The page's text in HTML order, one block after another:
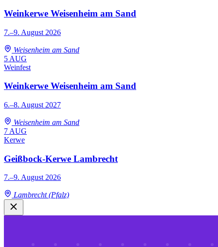
Weinkerwe Weisenheim am Sand
7.–9. August 2026
Weisenheim am Sand
5 AUG
Weinfest
Weinkerwe Weisenheim am Sand
6.–8. August 2027
Weisenheim am Sand
7 AUG
Kerwe
Geißbock-Kerwe Lambrecht
7.–9. August 2026
Lambrecht (Pfalz)